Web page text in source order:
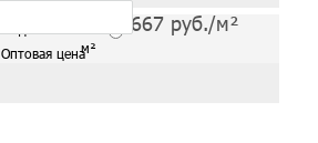
м²
667 руб./м²
Оптовая цена